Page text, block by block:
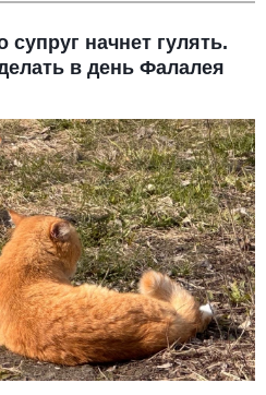
супруг начнет гулять.
в день Фалалея